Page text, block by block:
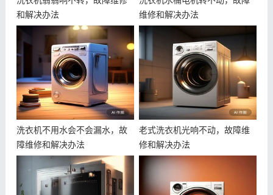
和解决办法
维修和解决办法
洗衣机不用水会不会漏水，故
障维修和解决办法
老式洗衣机光响不动，故障维
修和解决办法